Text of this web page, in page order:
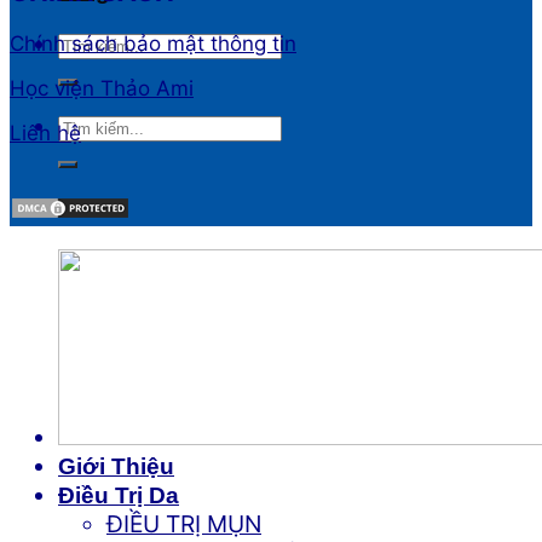
Chính sách bảo mật thông tin
Học viện Thảo Ami
Liên hệ
Giới Thiệu
Điều Trị Da
ĐIỀU TRỊ MỤN